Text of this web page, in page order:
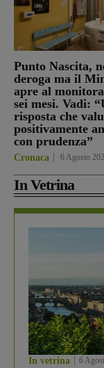
Punto Nascita,
deroga ma il
apre al
sei mesi. Vadi:
risposta che
positivamente
con prudenza”
Cronaca 6 Agosto
In Vetrina
In vetrina 6